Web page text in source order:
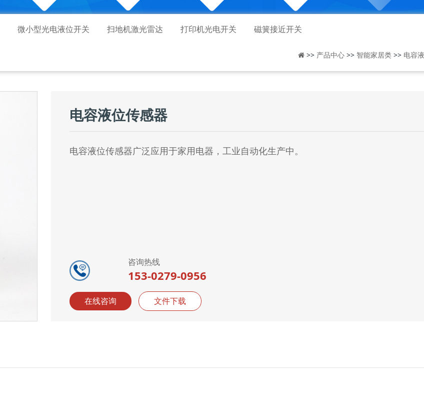
微小型光电液位开关 扫地机激光雷达 打印机光电开关 磁簧接近开关
>> 产品中心 >> 智能家居类 >> 电容
电容液位传感器
电容液位传感器广泛应用于家用电器，工业自动化生产中。
咨询热线
153-0279-0956
在线咨询 文件下载